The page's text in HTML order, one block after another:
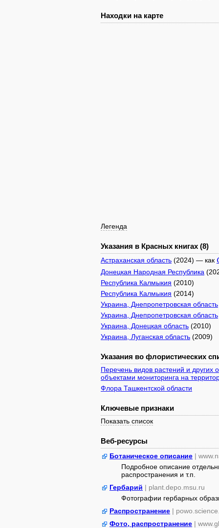
Находки на карте
Легенда
Указания в Красных книгах (8)
Астраханская область (2024) — как
Донецкая Народная Республика
Республика Калмыкия (2010)
Республика Калмыкия (2014)
Украина, Днепропетровская область
Украина, Днепропетровская область
Украина, Донецкая область (2010)
Украина, Луганская область (2009)
Указания во флористических
Перечень видов растений и других
объектами мониторинга на
Флора Ташкентской области
Ключевые признаки
Показать список
Веб-ресурсы
Ботаническое описание |
Подробное описание
распространения и т.п.
Гербарий | plant.depo.msu.ru
Фотографии гербарных
Распространение |
Фото, распространение |